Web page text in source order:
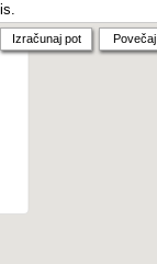
Izračunaj pot Povečaj